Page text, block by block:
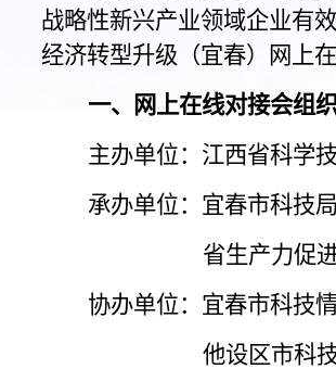
战略性新兴产业领域企业有
经济转型升级（宜春）网上
一、网上在线对接会组
主办单位：江西省科学
承办单位：宜春市科技
省生产力促
协办单位：宜春市科技
他设区市科